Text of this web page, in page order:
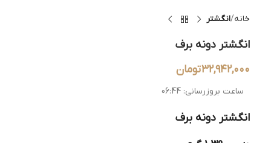
خانه انگشتر
انگشتر دونه برف
۳۲,۹۴۲,۰۰۰تومان
ساعت بروزرسانی: 06:44
انگشتر دونه برف